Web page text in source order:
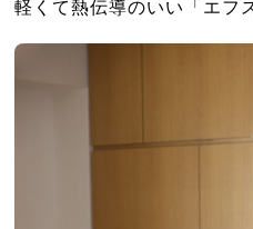
軽くて熱伝導のいい「エフ